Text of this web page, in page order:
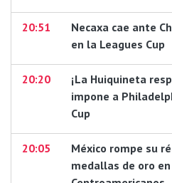
20:51
Necaxa cae ante
en la Leagues Cup
20:20
¡La Huiquineta
impone a
Cup
20:05
México rompe su
medallas de oro